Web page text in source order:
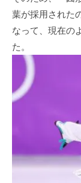
葉が採用された
なって、現在の
た。